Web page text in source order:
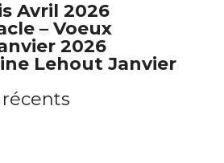
Avril 2026
– Voeux
2026
Lehout Janvier